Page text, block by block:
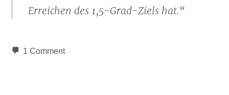
Erreichen des 1,5-Grad-Ziels hat.“
1 Comment